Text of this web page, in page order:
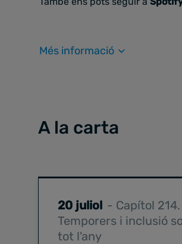
Més informació
A la carta
20 juliol - Capítol 214.
Temporers i inclusió
tot l'any